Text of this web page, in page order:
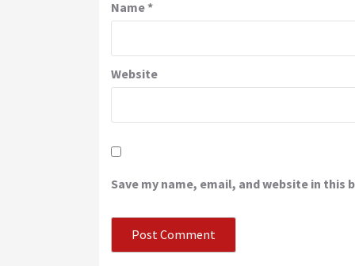
Name*
Website
Save my name, email, and website in